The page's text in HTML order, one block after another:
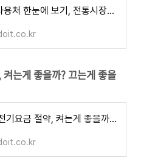
민생지원금 사용처 한눈에 보기, 전통시장부터 다이소까지 완벽 정리
는게 좋을까? 끄는게 좋을
일반 에어컨 전기요금 절약, 켜는게 좋을까? 끄는게 좋을까?